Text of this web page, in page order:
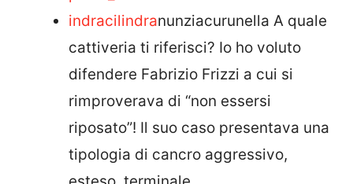
indracilindranunziacurunella A quale
cattiveria ti riferisci? Io ho voluto
difendere Fabrizio Frizzi a cui si
rimproverava di “non essersi
riposato”! Il suo caso presentava una
tipologia di cancro aggressivo,